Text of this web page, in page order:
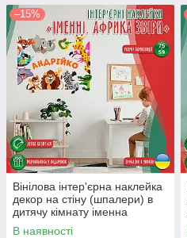
–15%
Вінілова інтер'єрна наклейка
декор на стіну (шпалери) в
дитячу кімнату іменна
"Африка" з Оракалу
В наявності